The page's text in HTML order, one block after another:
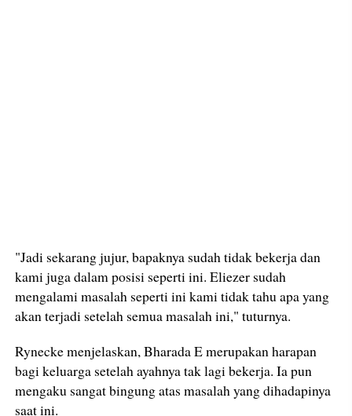
"Jadi sekarang jujur, bapaknya sudah tidak bekerja dan
kami juga dalam posisi seperti ini. Eliezer sudah
mengalami masalah seperti ini kami tidak tahu apa yang
akan terjadi setelah semua masalah ini," tuturnya.
Rynecke menjelaskan, Bharada E merupakan harapan
bagi keluarga setelah ayahnya tak lagi bekerja. Ia pun
mengaku sangat bingung atas masalah yang dihadapinya
saat ini.